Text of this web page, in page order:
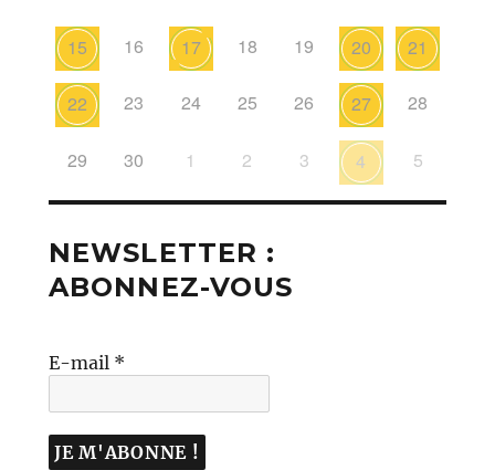
15 16 17 18 19 20 21
22 23 24 25 26 27 28
29 30 1 2 3 4 5
NEWSLETTER :
ABONNEZ-VOUS
E-mail *